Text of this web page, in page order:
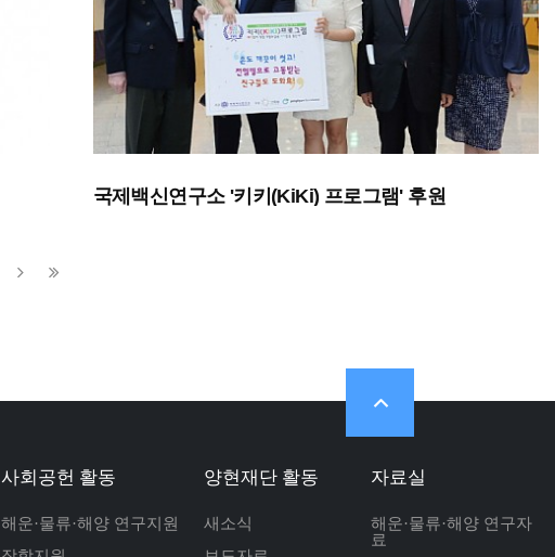
국제백신연구소 '키키(KiKi) 프로그램' 후원
사회공헌 활동
해운·물류·해양 연구지원
양현재단 활동
새소식
자료실
해운·물류·해양 연구자
료